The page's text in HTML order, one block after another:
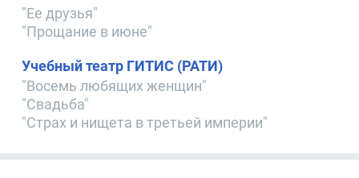
"Ее друзья"
"Прощание в июне"
Учебный театр ГИТИС (РАТИ)
"Восемь любящих женщин"
"Свадьба"
"Страх и нищета в третьей империи"